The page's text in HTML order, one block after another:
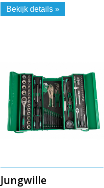
Bekijk details »
Jungwille